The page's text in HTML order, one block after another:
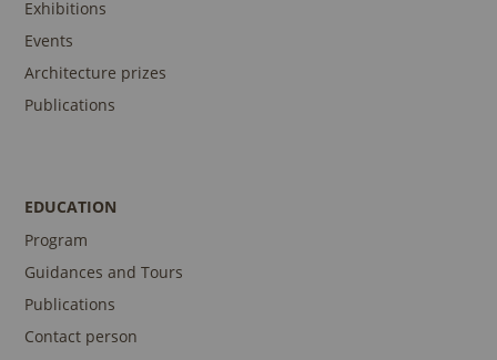
Exhibitions
Events
Architecture prizes
Publications
EDUCATION
Program
Guidances and Tours
Publications
Contact person